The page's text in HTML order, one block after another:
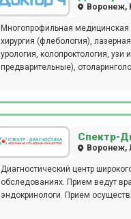
Воронеж,
Многопрофильная медицинская и диагностическая клиника.
хирургия (флебология), лазерная хирургия варикозной болезни, гинекология (в т.ч. эстетическая гинекология),
урология, колопроктология, узи и функциональная диагностика, лабораторная диагностика, медосмотры (плановые и
предварительные),
Спектр-
Воронеж,
Диагностический центр
обследованиях. Прием ведут
эндокринологи. Прием